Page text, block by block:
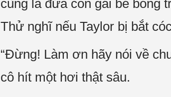
cũng là đứa con gái bé bỏng
Thử nghĩ nếu Taylor bị bắt
“Đừng! Làm ơn hãy nói về
cô hít một hơi thật sâu.